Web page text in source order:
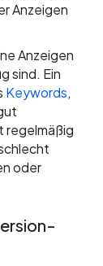
Anzeigen
Anzeigen
sind. Ein
Keywords,
regelmäßig
oder